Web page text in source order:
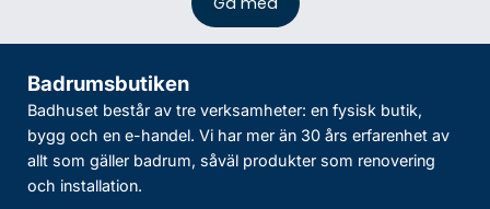
Badrumsbutiken
Badhuset består av tre verksamheter: en fysisk butik,
bygg och en e-handel. Vi har mer än 30 års erfarenhet av
allt som gäller badrum, såväl produkter som renovering
och installation.